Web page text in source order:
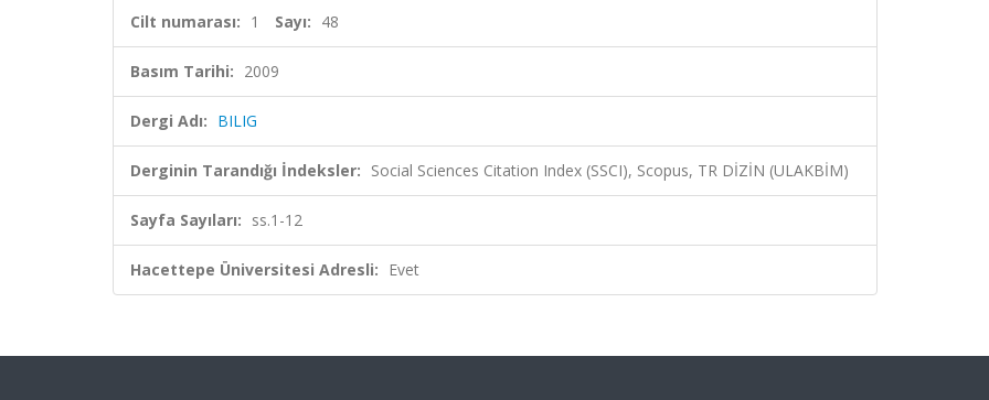
Cilt numarası: 1 Sayı: 48
Basım Tarihi: 2009
Dergi Adı: BILIG
Derginin Tarandığı İndeksler: Social Sciences Citation Index (SSCI), Scopus, TR DİZİN (ULAKBİM)
Sayfa Sayıları: ss.1-12
Hacettepe Üniversitesi Adresli: Evet